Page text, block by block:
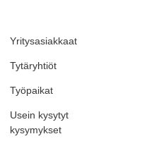
Yritysasiakkaat
Tytäryhtiöt
Työpaikat
Usein kysytyt
kysymykset